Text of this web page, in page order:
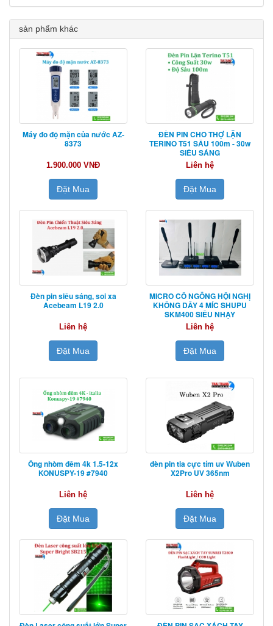
sản phẩm khác
Máy đo độ mặn của nước AZ-
8373
1.900.000 VNĐ
Đặt Mua
ĐÈN PIN CHO THỢ LẶN
TERINO T51 SÂU 100m - 30w
SIÊU SÁNG
Liên hệ
Đặt Mua
Đèn pin siêu sáng, soi xa
Acebeam L19 2.0
Liên hệ
Đặt Mua
MICRO CỔ NGỖNG HỘI NGHỊ
KHÔNG DÂY 4 MÍC SHUPU
SKM400 SIÊU NHẠY
Liên hệ
Đặt Mua
Ống nhòm đêm 4k 1.5-12x
KONUSPY-19 #7940
Liên hệ
Đặt Mua
đèn pin tia cực tím uv Wuben
X2Pro UV 365nm
Liên hệ
Đặt Mua